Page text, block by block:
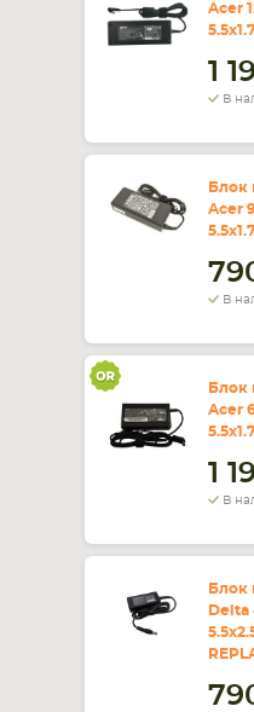
Acer
1
В
Блок
Acer
В
Блок
Acer
1
В
Блок
Delta